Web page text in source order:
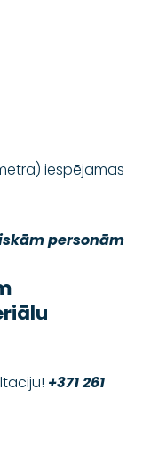
+371 261
iespējamas
personām